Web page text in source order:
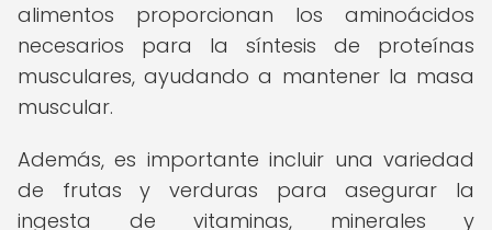
alimentos proporcionan los aminoácidos
necesarios para la síntesis de proteínas
musculares, ayudando a mantener la masa
muscular.
Además, es importante incluir una variedad
de frutas y verduras para asegurar la
ingesta de vitaminas, minerales y